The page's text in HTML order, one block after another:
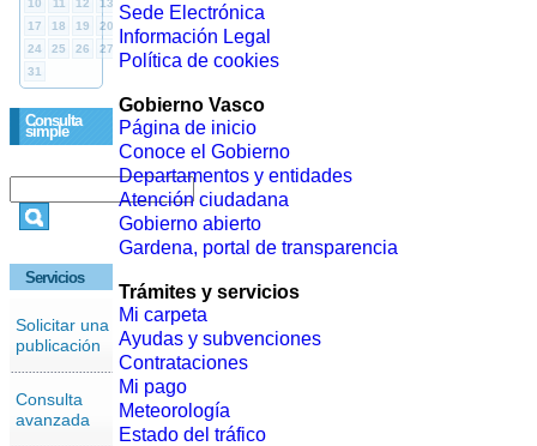
Consulta
simple
Servicios
Solicitar una
publicación
Consulta
avanzada
Sede Electrónica
Información Legal
Política de cookies
Gobierno Vasco
Página de inicio
Conoce el Gobierno
Departamentos y entidades
Atención ciudadana
Gobierno abierto
Gardena, portal de transparencia
Trámites y servicios
Mi carpeta
Ayudas y subvenciones
Contrataciones
Mi pago
Meteorología
Estado del tráfico